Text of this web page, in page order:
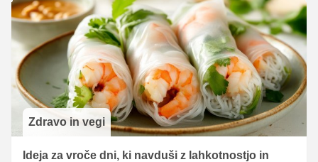
Zdravo in vegi
Ideja za vroče dni, ki navduši z lahkotnostjo in